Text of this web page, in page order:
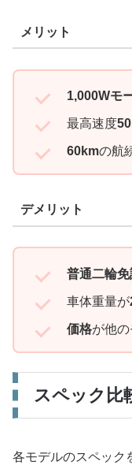
メリット
1,000Wモ
最高速度
60kmの航
デメリット
普通二輪
車体重量が
価格が他
スペック比
各モデルのスペック